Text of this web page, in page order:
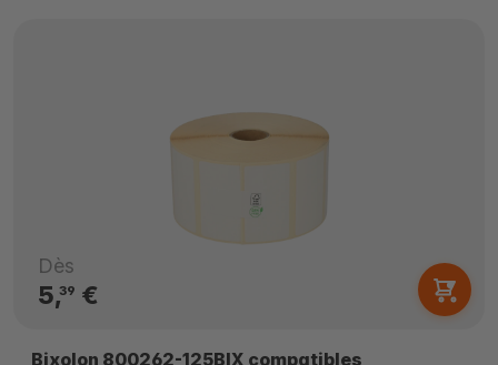
Dès
5,39 €
Bixolon 800262-125BIX compatibles